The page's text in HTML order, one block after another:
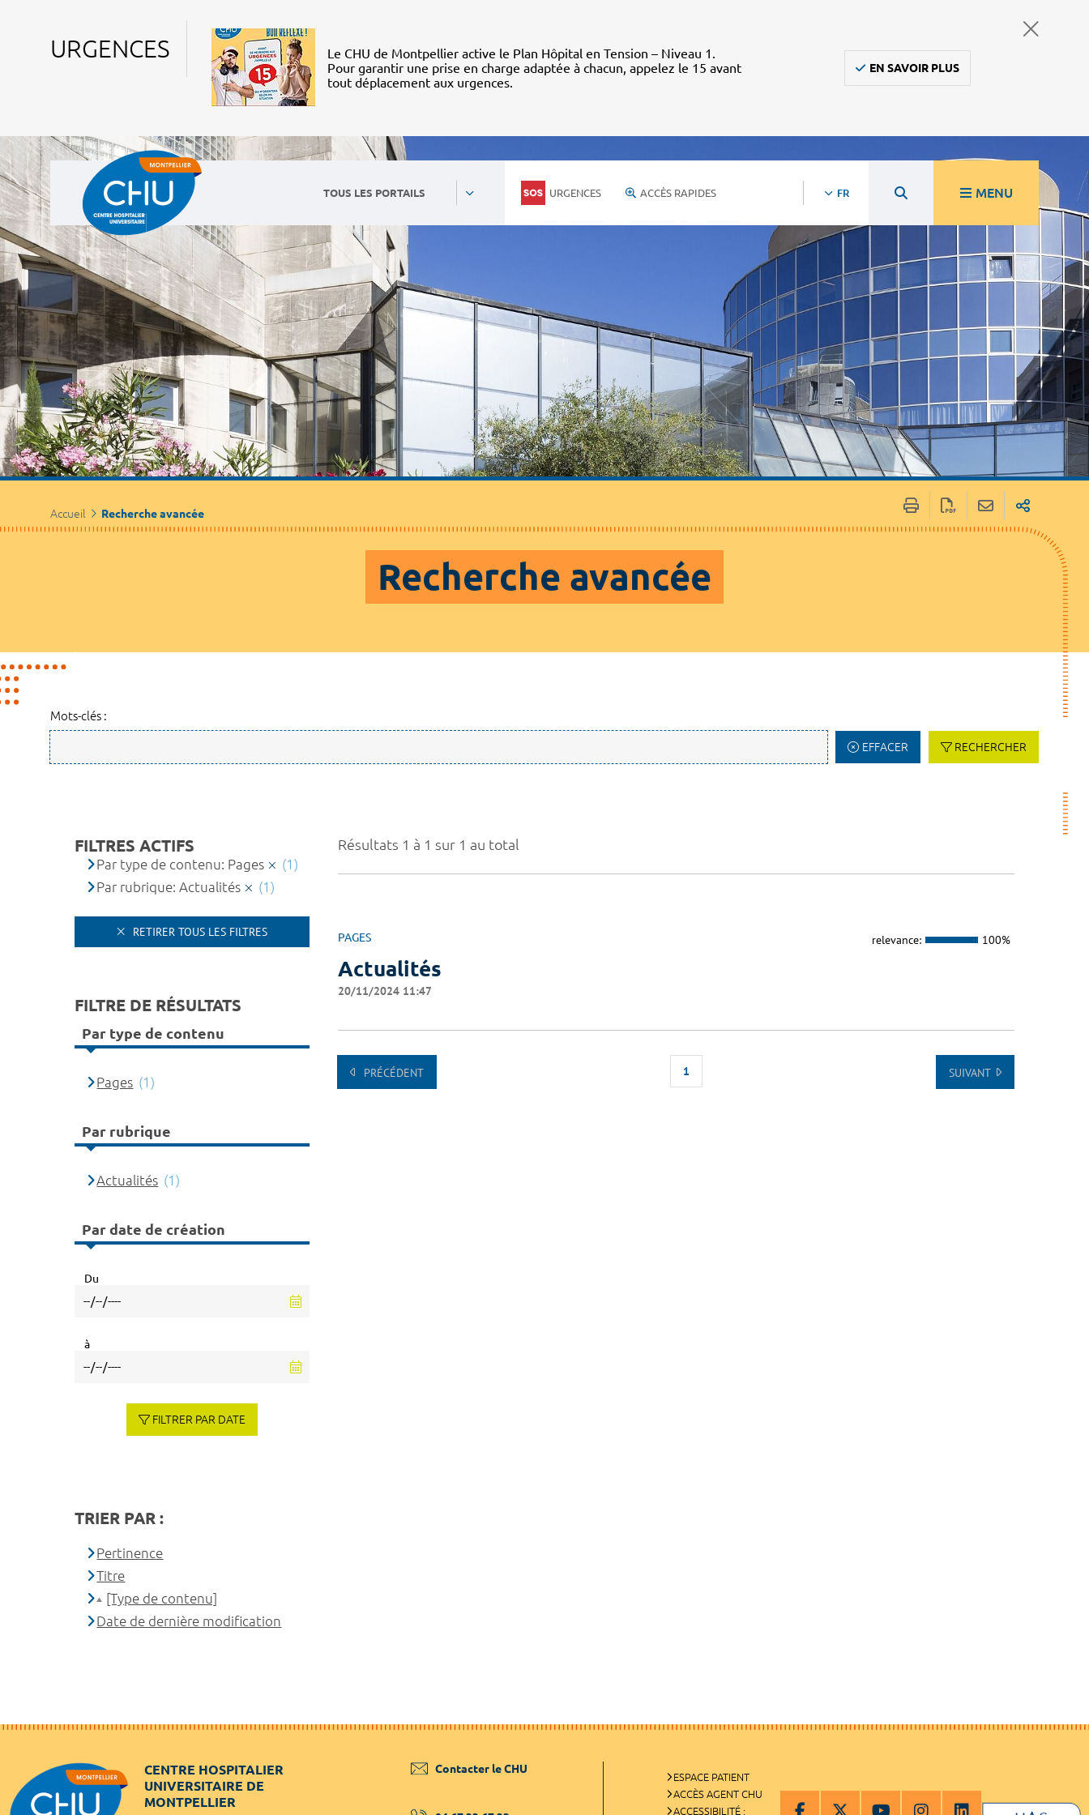
URGENCES
Le CHU de Montpellier active le Plan Hôpital en Tension – Niveau 1.
Pour garantir une prise en charge adaptée à chacun, appelez le 15 avant
tout déplacement aux urgences.
EN SAVOIR PLUS
TOUS LES PORTAILS URGENCES ACCÈS RAPIDES FR MENU
Accueil Recherche avancée
Recherche avancée
Mots-clés :
EFFACER RECHERCHER
Résultats 1 à 1 sur 1 au total
PAGES relevance: 100%
Actualités
20/11/2024 11:47
PRÉCÉDENT 1 SUIVANT
FILTRES ACTIFS
Par type de contenu: Pages
(1)
Par rubrique: Actualités
(1)
RETIRER TOUS LES FILTRES
FILTRE DE RÉSULTATS
Par type de contenu
Pages (1)
Par rubrique
Actualités (1)
Par date de création
Du
à
FILTRER PAR DATE
TRIER PAR :
Pertinence
Titre
[Type de contenu]
Date de dernière modification
CENTRE HOSPITALIER
UNIVERSITAIRE DE
MONTPELLIER
Contacter le CHU
ESPACE PATIENT
ACCÈS AGENT CHU
ACCESSIBILITÉ :